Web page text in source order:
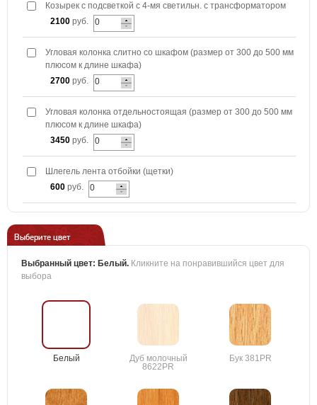
Козырек с подсветкой с 4-мя светильн. с трансформатором
2100 руб.
Угловая колонка слитно со шкафом (размер от 300 до 500 мм
плюсом к длине шкафа)
2700 руб.
Угловая колонка отдельностоящая (размер от 300 до 500 мм
плюсом к длине шкафа)
3450 руб.
Шлегель лента отбойки (щетки)
600 руб.
Выберите цвет
Выбранный цвет: Белый. Кликните на понравившийся цвет для
выбора
Белый
Дуб молочный
8622PR
Бук 381PR